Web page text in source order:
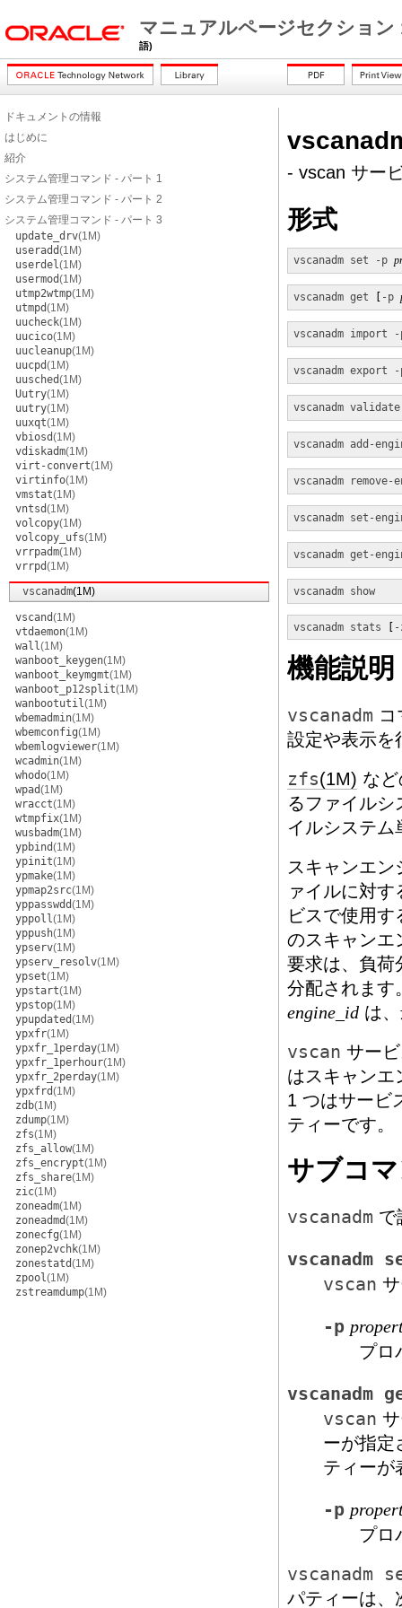
マニュアルページセクショ
語)
ドキュメントの情報
はじめに
紹介
システム管理コマンド - パート 1
システム管理コマンド - パート 2
システム管理コマンド - パート 3
update_drv(1M)
useradd(1M)
userdel(1M)
usermod(1M)
utmp2wtmp(1M)
utmpd(1M)
uucheck(1M)
uucico(1M)
uucleanup(1M)
uucpd(1M)
uusched(1M)
Uutry(1M)
uutry(1M)
uuxqt(1M)
vbiosd(1M)
vdiskadm(1M)
virt-convert(1M)
virtinfo(1M)
vmstat(1M)
vntsd(1M)
volcopy(1M)
volcopy_ufs(1M)
vrrpadm(1M)
vrrpd(1M)
vscanadm(1M)
vscand(1M)
vtdaemon(1M)
wall(1M)
wanboot_keygen(1M)
wanboot_keymgmt(1M)
wanboot_p12split(1M)
wanbootutil(1M)
wbemadmin(1M)
wbemconfig(1M)
wbemlogviewer(1M)
wcadmin(1M)
whodo(1M)
wpad(1M)
wracct(1M)
wtmpfix(1M)
wusbadm(1M)
ypbind(1M)
ypinit(1M)
ypmake(1M)
ypmap2src(1M)
yppasswdd(1M)
yppoll(1M)
yppush(1M)
ypserv(1M)
ypserv_resolv(1M)
ypset(1M)
ypstart(1M)
ypstop(1M)
ypupdated(1M)
ypxfr(1M)
ypxfr_1perday(1M)
ypxfr_1perhour(1M)
ypxfr_2perday(1M)
ypxfrd(1M)
zdb(1M)
zdump(1M)
zfs(1M)
zfs_allow(1M)
zfs_encrypt(1M)
zfs_share(1M)
zic(1M)
zoneadm(1M)
zoneadmd(1M)
zonecfg(1M)
zonep2vchk(1M)
zonestatd(1M)
zpool(1M)
zstreamdump(1M)
- vscan サー
形式
vscanadm set -p
vscanadm get -p
vscanadm import -
vscanadm export -
vscanadm validate
vscanadm add-
vscanadm remove-
vscanadm set-
vscanadm get-
vscanadm show
vscanadm stats -
機能説明
vscanadm
設定や表示を
zfs(1M) な
るファイル
イルシステム
スキャンエ
ァイルに対
ビスで使用
のスキャンエ
要求は、負荷
分配されま
engine_id は
vscan サー
はスキャンエ
1 つはサービ
ティーです。
サブコ
vscanadm で
vscanadm
vscan
-p
プロ
vscanadm
vscan
ーが指定
ティーが
-p
プロ
vscanadm
パティーは、